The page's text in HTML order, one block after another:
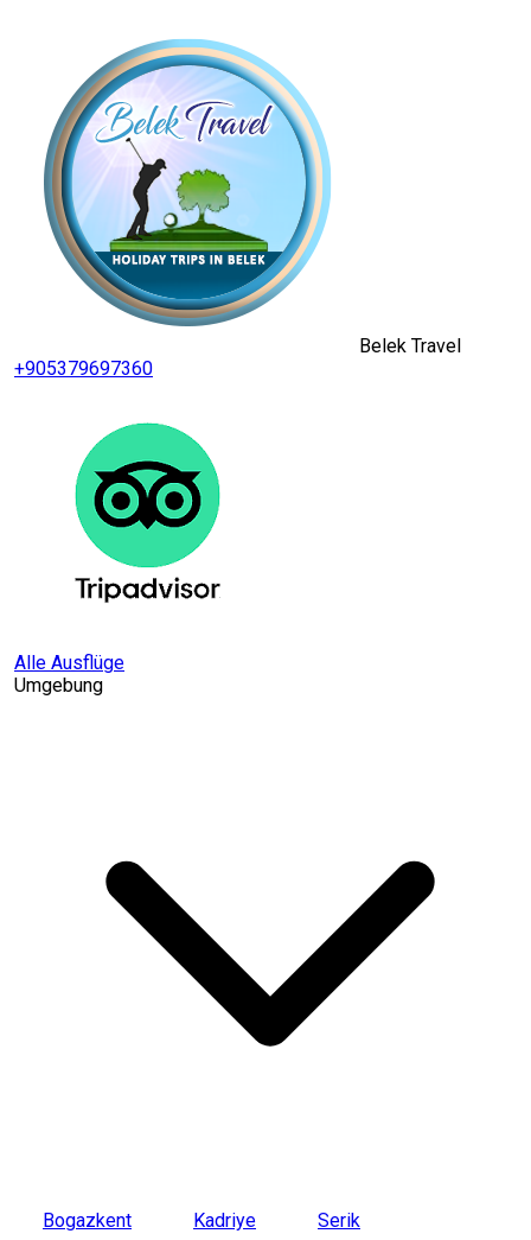
Belek Travel
+905379697360
Alle Ausflüge
Umgebung
Bogazkent Kadriye
Serik